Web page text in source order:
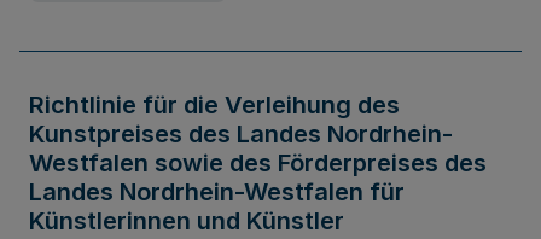
Richtlinie für die Verleihung des
Kunstpreises des Landes Nordrhein-
Westfalen sowie des Förderpreises des
Landes Nordrhein-Westfalen für
Künstlerinnen und Künstler